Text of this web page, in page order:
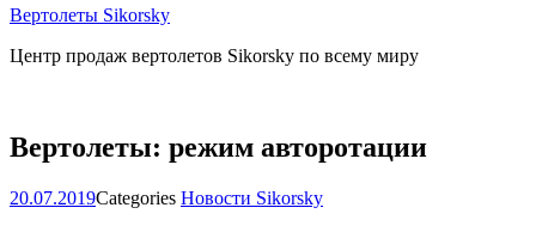
Вертолеты Sikorsky
Центр продаж вертолетов Sikorsky по всему миру
Вертолеты: режим авторотации
20.07.2019Categories Новости Sikorsky